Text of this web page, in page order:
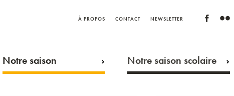
À PROPOS CONTACT NEWSLETTER
Notre saison Notre saison scolaire